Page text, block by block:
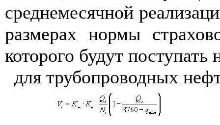
среднемесячной
размерах нормы
которого будут
для трубопроводных